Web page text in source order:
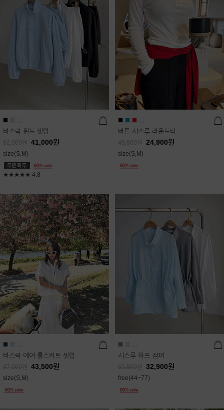
바스락 윈드 셋업
82,000 41,000원
size(S,M)
★★★★★ 4.8
버튼 시스루 라운드티
49,800 24,900원
size(S,M)
바스락 에어 롱스커트 셋업
87,000 43,500원
size(S,M)
시스루 하프 점퍼
65,800 32,900원
free(44~77)